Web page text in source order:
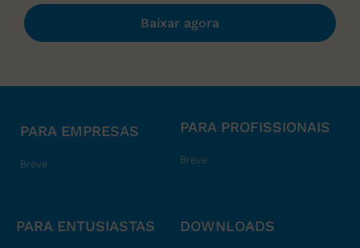
Baixar agora
PARA EMPRESAS
Breve
PARA PROFISSIONAIS
Breve
PARA ENTUSIASTAS DOWNLOADS